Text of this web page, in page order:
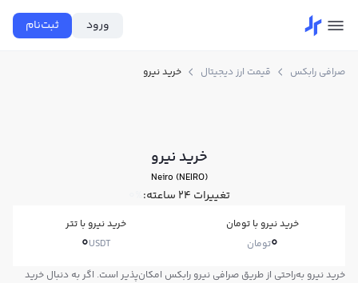
ورود ثبت‌نام
صرافی رابکس قیمت ارز دیجیتال خرید نیرو
خرید نیرو
Neiro (NEIRO)
تغییرات ۲۴ ساعته: 0%
خرید نیرو با تومان
0تومان
خرید نیرو با تتر
0USDT
خرید نیرو به‌راحتی از طریق صرافی نیرو رابکس امکان‌پذیر است. اگر به دنبال خرید